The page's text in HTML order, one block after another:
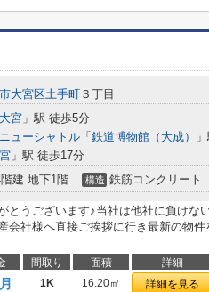
大宮区土手町 ３丁目
宮 」駅 徒歩5分
ューシャトル 「 鉄道博物館（大成）
」駅 徒歩17分
建 地下1階 構造 鉄筋コンクリート
とうございます♪当社は他社に負けな
会社様へ直接ご挨拶に行き最新の物件
間取り 面積 詳細
1K 16.20㎡ 詳細を見る